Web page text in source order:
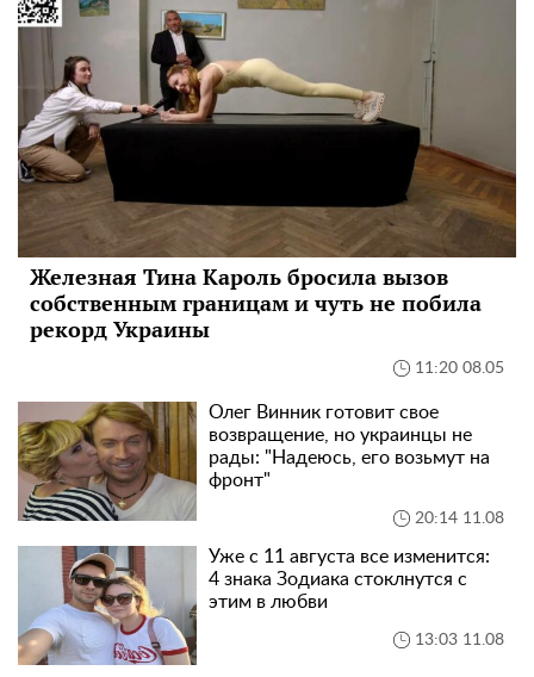
Железная Тина Кароль бросила вызов
собственным границам и чуть не побила
рекорд Украины
11:20 08.05
Олег Винник готовит свое
возвращение, но украинцы не
рады: "Надеюсь, его возьмут на
фронт"
20:14 11.08
Уже с 11 августа все изменится:
4 знака Зодиака стоклнутся с
этим в любви
13:03 11.08